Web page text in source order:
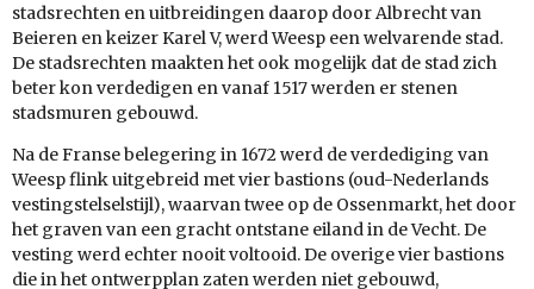
stadsrechten en uitbreidingen daarop door Albrecht van
Beieren en keizer Karel V, werd Weesp een welvarende stad.
De stadsrechten maakten het ook mogelijk dat de stad zich
beter kon verdedigen en vanaf 1517 werden er stenen
stadsmuren gebouwd.
Na de Franse belegering in 1672 werd de verdediging van
Weesp flink uitgebreid met vier bastions (oud-Nederlands
vestingstelselstijl), waarvan twee op de Ossenmarkt, het door
het graven van een gracht ontstane eiland in de Vecht. De
vesting werd echter nooit voltooid. De overige vier bastions
die in het ontwerpplan zaten werden niet gebouwd,